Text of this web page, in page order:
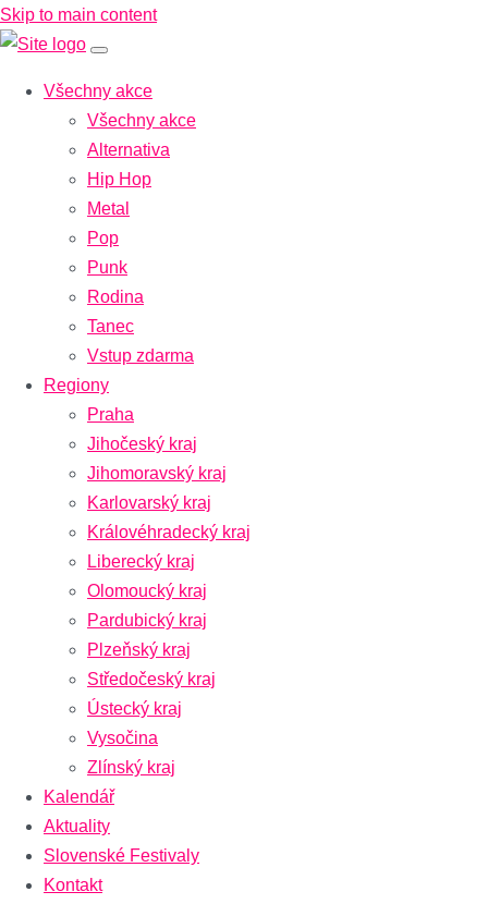
Skip to main content
Všechny akce
Všechny akce
Alternativa
Hip Hop
Metal
Pop
Punk
Rodina
Tanec
Vstup zdarma
Regiony
Praha
Jihočeský kraj
Jihomoravský kraj
Karlovarský kraj
Královéhradecký kraj
Liberecký kraj
Olomoucký kraj
Pardubický kraj
Plzeňský kraj
Středočeský kraj
Ústecký kraj
Vysočina
Zlínský kraj
Kalendář
Aktuality
Slovenské Festivaly
Kontakt